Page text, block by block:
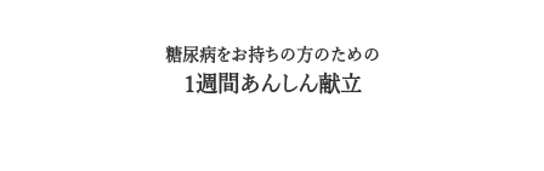
糖尿病をお持ちの方のための
1週間あんしん献立